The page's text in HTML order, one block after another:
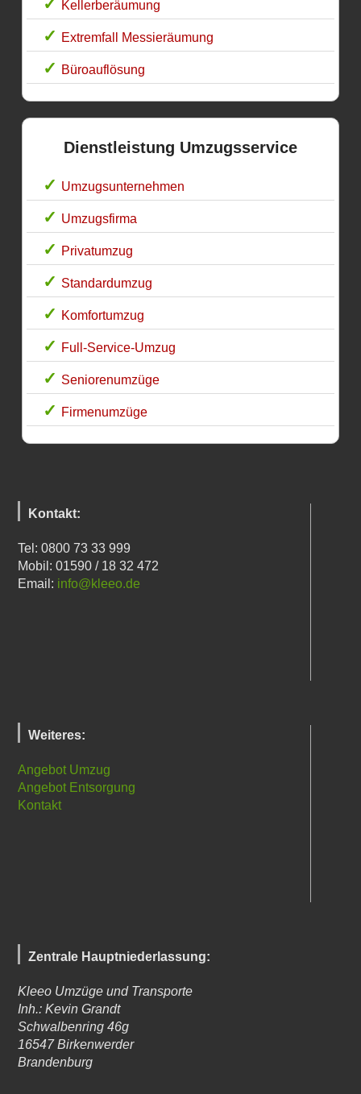
Kellerberäumung
Extremfall Messieräumung
Büroauflösung
Dienstleistung Umzugsservice
Umzugsunternehmen
Umzugsfirma
Privatumzug
Standardumzug
Komfortumzug
Full-Service-Umzug
Seniorenumzüge
Firmenumzüge
Kontakt:
Tel: 0800 73 33 999
Mobil: 01590 / 18 32 472
Email: info@kleeo.de
Weiteres:
Angebot Umzug
Angebot Entsorgung
Kontakt
Zentrale Hauptniederlassung:
Kleeo Umzüge und Transporte
Inh.: Kevin Grandt
Schwalbenring 46g
16547 Birkenwerder
Brandenburg